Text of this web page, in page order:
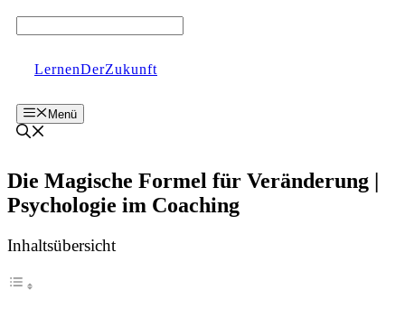
Zum
LernenDerZukunft
Menü
Die Magische Formel für Veränderung |
Psychologie im Coaching
Inhaltsübersicht